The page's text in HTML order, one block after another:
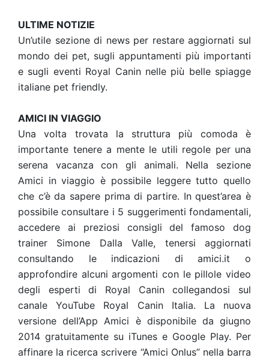
ULTIME NOTIZIE
Un’utile sezione di news per restare aggiornati sul
mondo dei pet, sugli appuntamenti più importanti
e sugli eventi Royal Canin nelle più belle spiagge
italiane pet friendly.
AMICI IN VIAGGIO
Una volta trovata la struttura più comoda è
importante tenere a mente le utili regole per una
serena vacanza con gli animali. Nella sezione
Amici in viaggio è possibile leggere tutto quello
che c’è da sapere prima di partire. In quest’area è
possibile consultare i 5 suggerimenti fondamentali,
accedere ai preziosi consigli del famoso dog
trainer Simone Dalla Valle, tenersi aggiornati
consultando le indicazioni di amici.it o
approfondire alcuni argomenti con le pillole video
degli esperti di Royal Canin collegandosi sul
canale YouTube Royal Canin Italia. La nuova
versione dell’App Amici è disponibile da giugno
2014 gratuitamente su iTunes e Google Play. Per
affinare la ricerca scrivere “Amici Onlus” nella barra